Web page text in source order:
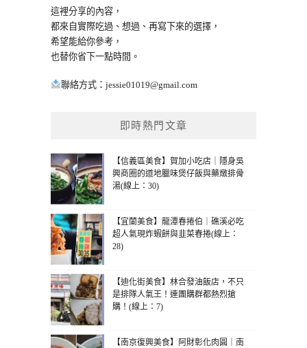
這裡分享的內容，
都來自實際吃過、想過、再寫下來的選擇，
希望能給你參考，
也替你省下一點時間。
聯絡方式： jessie01019@gmail.com
即時熱門文章
【信義區美食】賀加小吃店｜隱身吳
興商圈的道地臘味煲仔飯與藥燉排骨
湯(線上：30)
【宜蘭美食】龍潭春捲伯｜礁溪必吃
超人氣現炸蝦餅與韭菜春捲(線上：
28)
【迪化街美食】林合發油飯店，不只
是排隊人氣王！連團購群都熱烈搶
購！(線上：7)
【南京復興美食】阿財彰化肉圓｜南